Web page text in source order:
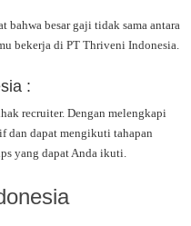
besar gaji tidak sama antara
bekerja di PT Thriveni Indonesia.
:
recruiter. Dengan melengkapi
dan dapat mengikuti tahapan
yang dapat Anda ikuti.